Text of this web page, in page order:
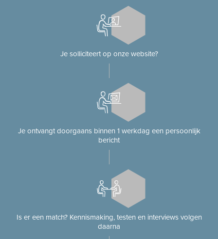
Je solliciteert op onze website?
Je ontvangt doorgaans binnen 1 werkdag een persoonlijk
bericht
Is er een match? Kennismaking, testen en interviews volgen
daarna